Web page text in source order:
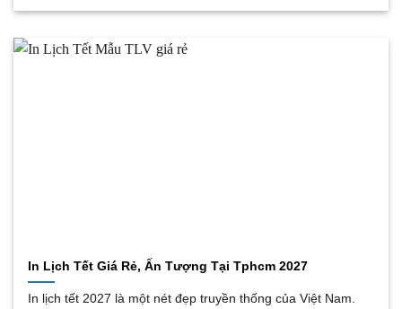
In Lịch Tết Giá Rẻ, Ấn Tượng Tại Tphcm 2027
In lịch tết 2027 là một nét đẹp truyền thống của Việt Nam.